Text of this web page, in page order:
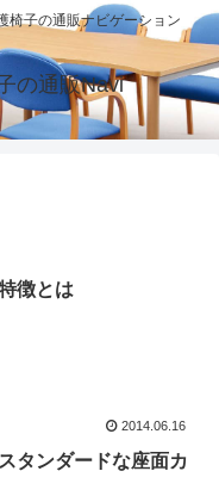
椅子の通販ナビゲーション
の通販Navi
徴とは
2014.06.16
タンダードな座面カ